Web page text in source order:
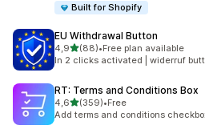
Built for Shopify
EU Withdrawal Button
4,9de 5 estrelas
(88)
88 total de avaliações
•Free plan available
In 2 clicks activated | widerruf
RT: Terms and Conditions Box
4,6de 5 estrelas
(359)
359 total de avaliações
•Free
Add terms and conditions